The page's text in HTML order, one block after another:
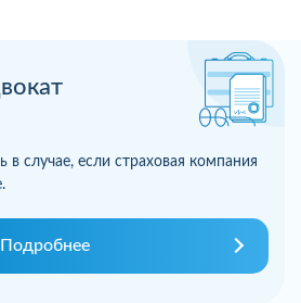
случае, если страховая компания
Подробнее